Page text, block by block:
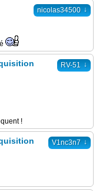
nicolas34500 ↓
RV-51 ↓
!
V1nc3n7 ↓